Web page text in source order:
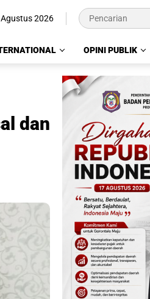
2026
OPINI PUBLIK
dan